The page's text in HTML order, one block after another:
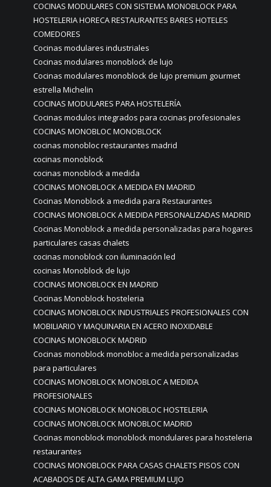
COCINAS MODULARES CON SISTEMA MONOBLOCK PARA
HOSTELERIA HORECA RESTAURANTES BARES HOTELES
COMEDORES
Cocinas modulares industriales
Cocinas modulares monoblock de lujo
Cocinas modulares monoblock de lujo premium gourmet
estrella Michelin
COCINAS MODULARES PARA HOSTELERÍA
Cocinas modulos integrados para cocinas profesionales
COCINAS MONOBLOC MONOBLOCK
cocinas monobloc restaurantes madrid
cocinas monoblock
cocinas monoblock a medida
COCINAS MONOBLOCK A MEDIDA EN MADRID
Cocinas Monoblock a medida para Restaurantes
COCINAS MONOBLOCK A MEDIDA PERSONALIZADAS MADRID
Cocinas Monoblock a medida personalizadas para hogares
particulares casas chalets
cocinas monoblock con iluminación led
cocinas Monoblock de lujo
COCINAS MONOBLOCK EN MADRID
Cocinas Monoblock hosteleria
COCINAS MONOBLOCK INDUSTRIALES PROFESIONALES CON
MOBILIARIO Y MAQUINARIA EN ACERO INOXIDABLE
COCINAS MONOBLOCK MADRID
Cocinas monoblock monobloc a medida personalizadas
para particulares
COCINAS MONOBLOCK MONOBLOC A MEDIDA
PROFESIONALES
COCINAS MONOBLOCK MONOBLOC HOSTELERIA
COCINAS MONOBLOCK MONOBLOC MADRID
Cocinas monoblock monoblock mondulares para hosteleria
restaurantes
COCINAS MONOBLOCK PARA CASAS CHALETS PISOS CON
ACABADOS DE ALTA GAMA PREMIUM LUJO